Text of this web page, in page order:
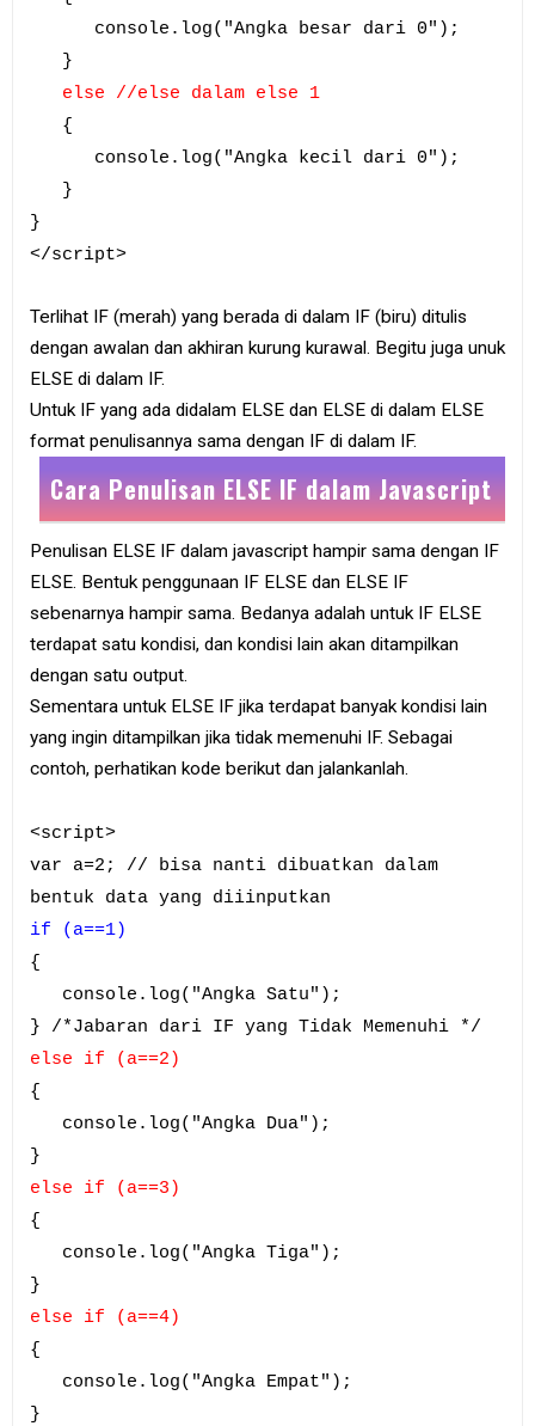
console.log("Angka besar dari 0");
}
else //else dalam else 1
{
console.log("Angka kecil dari 0");
}
}
</script>
Terlihat IF (merah) yang berada di dalam IF (biru) ditulis
dengan awalan dan akhiran kurung kurawal. Begitu juga unuk
ELSE di dalam IF.
Untuk IF yang ada didalam ELSE dan ELSE di dalam ELSE
format penulisannya sama dengan IF di dalam IF.
Cara Penulisan ELSE IF dalam Javascript
Penulisan ELSE IF dalam javascript hampir sama dengan IF
ELSE. Bentuk penggunaan IF ELSE dan ELSE IF
sebenarnya hampir sama. Bedanya adalah untuk IF ELSE
terdapat satu kondisi, dan kondisi lain akan ditampilkan
dengan satu output.
Sementara untuk ELSE IF jika terdapat banyak kondisi lain
yang ingin ditampilkan jika tidak memenuhi IF. Sebagai
contoh, perhatikan kode berikut dan jalankanlah.
<script>
var a=2; // bisa nanti dibuatkan dalam
bentuk data yang diiinputkan
if (a==1)
{
console.log("Angka Satu");
} /*Jabaran dari IF yang Tidak Memenuhi */
else if (a==2)
{
console.log("Angka Dua");
}
else if (a==3)
{
console.log("Angka Tiga");
}
else if (a==4)
{
console.log("Angka Empat");
}